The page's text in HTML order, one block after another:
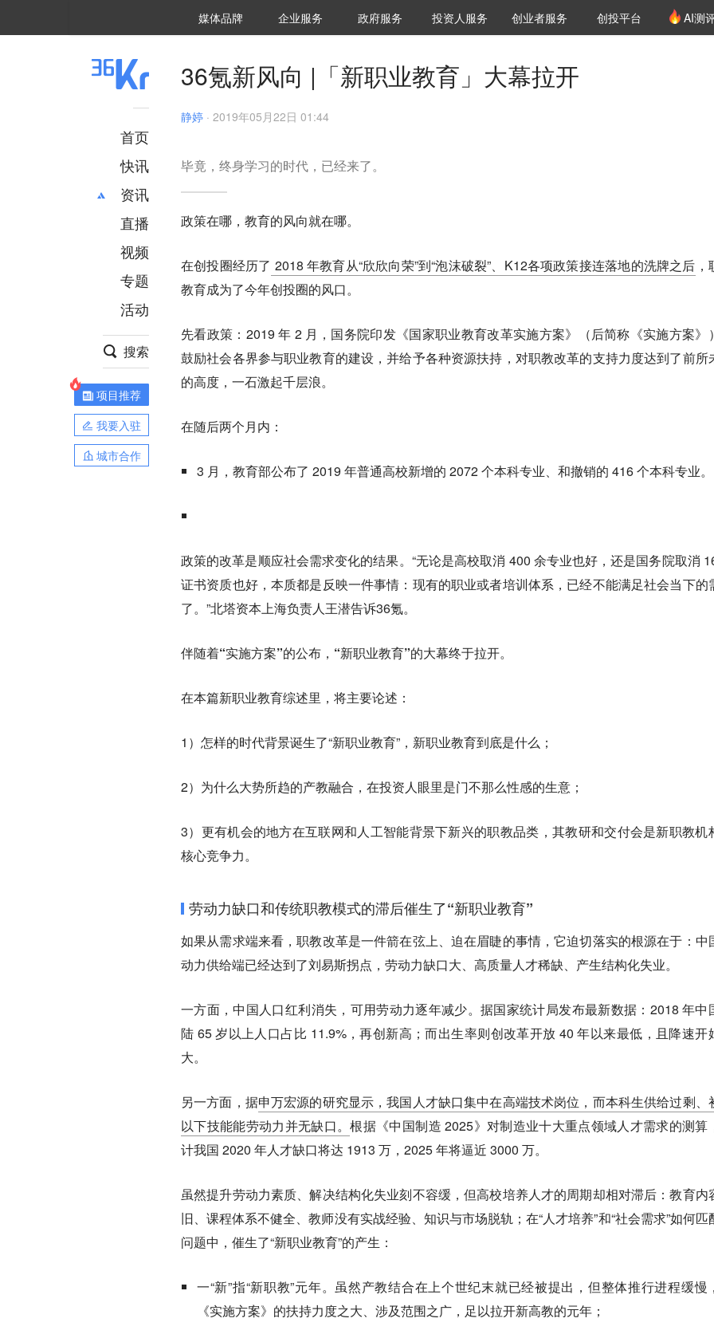
媒体品牌 36Kr研究院
企业服务 城市之窗
政府服务 VClub投资机构库
投资机构职位推介
投资人服务 创投氪堂
创业者服务 创投平台 AI测
首页
快讯
资讯
推荐
财经
项目推荐
安徽
直播
视频
专题
活动
搜索
项目推荐
我要入驻
城市合作
36氪新风向 |「新职业教育」大幕拉开
静婷 · 2019年05月22日 01:44
毕竟，终身学习的时代，已经来了。
政策在哪，教育的风向就在哪。
在创投圈经历了 2018 年教育从“欣欣向荣”到“泡沫破裂”、K12各项政策接连落地的洗牌之后
教育成为了今年创投圈的风口。
先看政策： 2019 年 2 月，国务院印发《国家职业教育改革实施方案》（后简称《实施方案》）
鼓励社会各界参与职业教育的建设，并给予各种资源扶持， 对职教改革的支持力度达到了前所
的高度 ，一石激起千层浪。
在随后两个月内：
3 月，教育部公布了 2019 年普通高校新增的 2072 个本科专业、和撤销的 416 个本科专业。
政策的改革是顺应社会需求变化的结果。 “无论是高校取消 400 余专业也好，还是国务院取消
证书资质也好，本质都是反映一件事情：现有的职业或者培训体系，已经不能满足社会当下的
了。”北塔资本上海负责人王潜告诉36氪。
伴随着“实施方案”的公布，“新职业教育”的大幕终于拉开。
在本篇新职业教育综述里，将主要论述：
1）怎样的时代背景诞生了“新职业教育”，新职业教育到底是什么；
2）为什么大势所趋的产教融合，在投资人眼里是门不那么性感的生意；
3）更有机会的地方在互联网和人工智能背景下新兴的职教品类，其教研和交付会是新职教机
核心竞争力。
劳动力缺口和传统职教模式的滞后催生了“新职业教育”
如果从需求端来看，职教改革是一件箭在弦上、迫在眉睫的事情，它迫切落实的根源在于：中
动力供给端已经达到了刘易斯拐点，劳动力缺口大、高质量人才稀缺、产生结构化失业。
一方面，中国人口红利消失，可用劳动力逐年减少。据国家统计局发布最新数据：2018 年中
陆 65 岁以上人口占比 11.9%，再创新高；而出生率则创改革开放 40 年以来最低，且降速开
大。
另一方面，据申万宏源的研究显示，我国人才缺口集中在高端技术岗位，而本科生供给过剩、
以下技能能劳动力并无缺口。根据《中国制造 2025》对制造业十大重点领域人才需求的测算
计我国 2020 年人才缺口将达 1913 万，2025 年将逼近 3000 万。
虽然提升劳动力素质、解决结构化失业刻不容缓，但高校培养人才的周期却相对滞后 ：教育内
旧、课程体系不健全、教师没有实战经验、知识与市场脱轨；在“人才培养”和“社会需求”如何匹
问题中，催生了“新职业教育”的产生：
一“新”指“新职教”元年。虽然产教结合在上个世纪末就已经被提出，但整体推行进程缓慢
《实施方案》的扶持力度之大、涉及范围之广，足以拉开新高教的元年；